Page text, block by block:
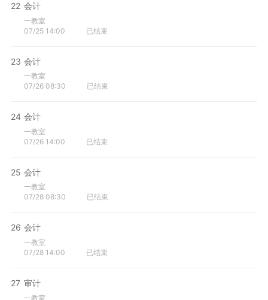
22 会计
一教室
07/25 14:00
已结束
23 会计
一教室
07/26 08:30
已结束
24 会计
一教室
07/26 14:00
已结束
25 会计
一教室
07/28 08:30
已结束
26 会计
一教室
07/28 14:00
已结束
27 审计
一教室